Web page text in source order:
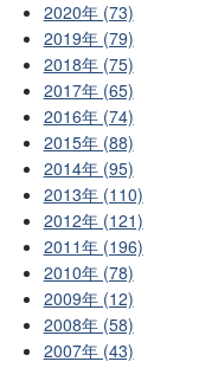
2020年 (73)
2019年 (79)
2018年 (75)
2017年 (65)
2016年 (74)
2015年 (88)
2014年 (95)
2013年 (110)
2012年 (121)
2011年 (196)
2010年 (78)
2009年 (12)
2008年 (58)
2007年 (43)